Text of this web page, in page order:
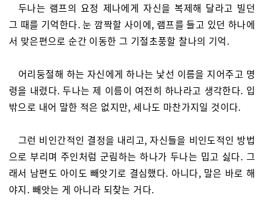
두나는 램프의 요정 제나에게 자신을 복제해 달라고 빌던
그 때를 기억한다. 눈 깜짝할 사이에, 램프를 들고 있던 하나에
서 맞은편으로 순간 이동한 그 기절초풍할 찰나의 기억.
어리둥절해 하는 자신에게 하나는 낯선 이름을 지어주고 명
령을 내렸다. 두나는 제 이름이 여전히 하나라고 생각한다. 입
밖으로 내어 말한 적은 없지만, 세나도 마찬가지일 것이다.
그런 비인간적인 결정을 내리고, 자신들을 비인도적인 방법
으로 부리며 주인처럼 군림하는 하나가 두나는 밉고 싫다. 그
래서 남편도 아이도 빼앗기로 결심했다. 아니다, 말은 바로 해
야지. 빼앗는 게 아니라 되찾는 거다.